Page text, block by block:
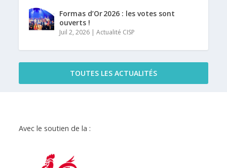
Formas d’Or 2026 : les votes sont
ouverts !
Juil 2, 2026 |Actualité CISP
TOUTES LES ACTUALITÉS
Avec le soutien de la :